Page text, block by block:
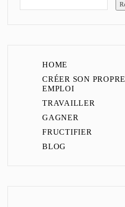
HOME
CRÉER SON PROPRE
EMPLOI
TRAVAILLER
GAGNER
FRUCTIFIER
BLOG